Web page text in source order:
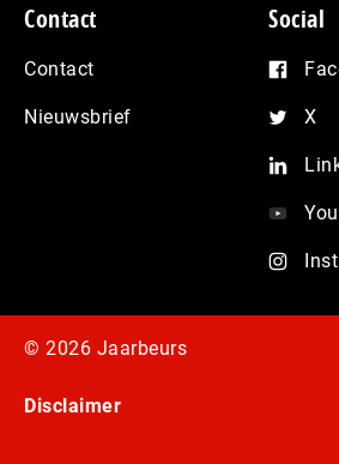
Contact
Contact
Nieuwsbrief
Social
X
© 2026 Jaarbeurs
Disclaimer